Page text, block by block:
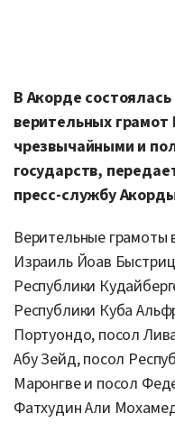
В Акорде
верительных грамот
чрезвычайными и
государств,
пресс-службу
Верительные грамоты
Израиль Йоав
Республики
Республики Куба
Портуондо, посол
Абу Зейд, посол
Маронгве и посол
Фатхудин Али